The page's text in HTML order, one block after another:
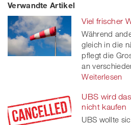
on
Facebook
on
twitt
er
Verwandte Artikel
Viel frischer
Während
gleich in die
pflegt die
an
Weiterlesen
UBS wird
nicht kaufen
UBS wollte